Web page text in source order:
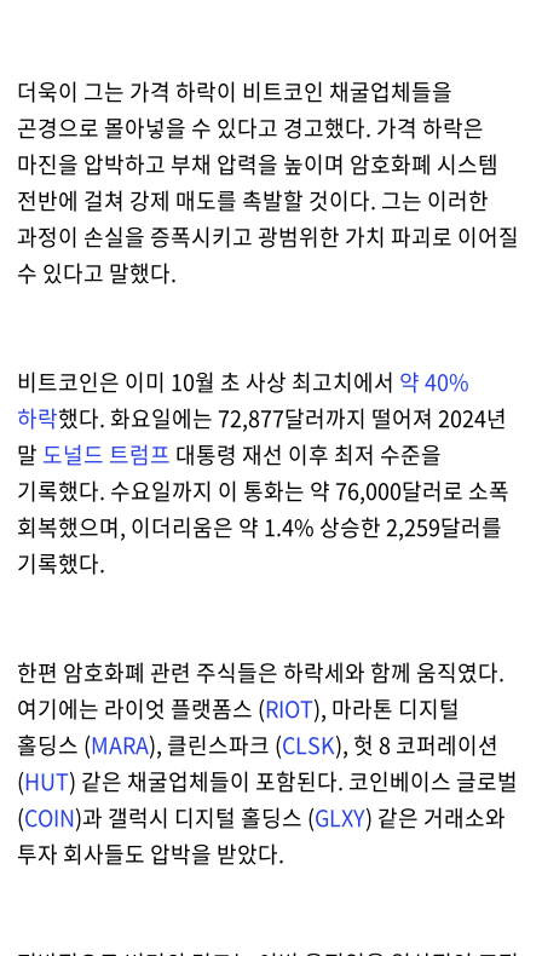
더욱이 그는 가격 하락이 비트코인 채굴업체들을
곤경으로 몰아넣을 수 있다고 경고했다. 가격 하락은
마진을 압박하고 부채 압력을 높이며 암호화폐 시스템
전반에 걸쳐 강제 매도를 촉발할 것이다. 그는 이러한
과정이 손실을 증폭시키고 광범위한 가치 파괴로 이어질
수 있다고 말했다.
비트코인은 이미 10월 초 사상 최고치에서 약 40%
하락했다. 화요일에는 72,877달러까지 떨어져 2024년
말 도널드 트럼프 대통령 재선 이후 최저 수준을
기록했다. 수요일까지 이 통화는 약 76,000달러로 소폭
회복했으며, 이더리움은 약 1.4% 상승한 2,259달러를
기록했다.
한편 암호화폐 관련 주식들은 하락세와 함께 움직였다.
여기에는 라이엇 플랫폼스 (RIOT), 마라톤 디지털
홀딩스 (MARA), 클린스파크 (CLSK), 헛 8 코퍼레이션
(HUT) 같은 채굴업체들이 포함된다. 코인베이스 글로벌
(COIN)과 갤럭시 디지털 홀딩스 (GLXY) 같은 거래소와
투자 회사들도 압박을 받았다.